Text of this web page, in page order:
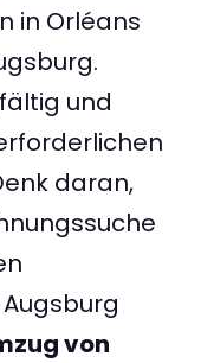
in Orléans
und
daran,
von